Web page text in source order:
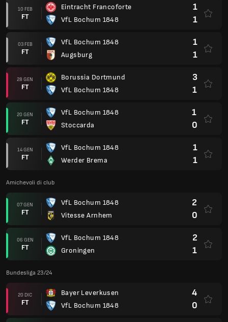
10 FEB
FT
Eintracht Francoforte
VfL Bochum 1848
1
1
03 FEB
FT
VfL Bochum 1848
Augsburg
1
1
28 GEN
FT
Borussia Dortmund
VfL Bochum 1848
3
1
20 GEN
FT
VfL Bochum 1848
Stoccarda
1
0
14 GEN
FT
VfL Bochum 1848
Werder Brema
1
1
Amichevoli di club
07 GEN
FT
VfL Bochum 1848
Vitesse Arnhem
2
0
06 GEN
FT
VfL Bochum 1848
Groningen
2
1
Bundesliga 23/24
20 DIC
FT
Bayer Leverkusen
VfL Bochum 1848
4
0